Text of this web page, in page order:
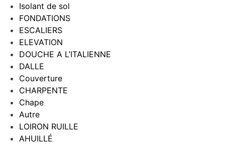
Isolant de sol
FONDATIONS
ESCALIERS
ELEVATION
DOUCHE A L’ITALIENNE
DALLE
Couverture
CHARPENTE
Chape
Autre
LOIRON RUILLE
AHUILLÉ